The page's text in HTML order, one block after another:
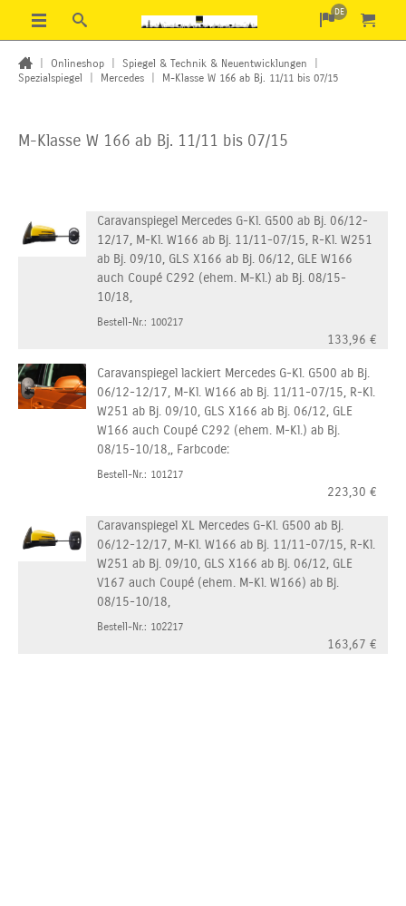
DE
Onlineshop Spiegel & Technik & Neuentwicklungen
Spezialspiegel
Mercedes M-Klasse W 166 ab Bj. 11/11 bis 07/15
M-Klasse W 166 ab Bj. 11/11 bis 07/15
Caravanspiegel Mercedes G-Kl. G500 ab Bj. 06/12-
12/17, M-Kl. W166 ab Bj. 11/11-07/15, R-Kl. W251
ab Bj. 09/10, GLS X166 ab Bj. 06/12, GLE W166
auch Coupé C292 (ehem. M-Kl.) ab Bj. 08/15-
10/18,
Bestell-Nr.: 100217
133,96 €
Caravanspiegel lackiert Mercedes G-Kl. G500 ab Bj.
06/12-12/17, M-Kl. W166 ab Bj. 11/11-07/15, R-Kl.
W251 ab Bj. 09/10, GLS X166 ab Bj. 06/12, GLE
W166 auch Coupé C292 (ehem. M-Kl.) ab Bj.
08/15-10/18,, Farbcode:
Bestell-Nr.: 101217
223,30 €
Caravanspiegel XL Mercedes G-Kl. G500 ab Bj.
06/12-12/17, M-Kl. W166 ab Bj. 11/11-07/15, R-Kl.
W251 ab Bj. 09/10, GLS X166 ab Bj. 06/12, GLE
V167 auch Coupé (ehem. M-Kl. W166) ab Bj.
08/15-10/18,
Bestell-Nr.: 102217
163,67 €